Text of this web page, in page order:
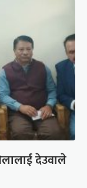
देउवाले